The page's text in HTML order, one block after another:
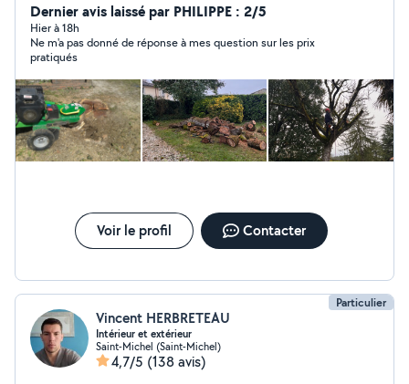
disponible 7j/7j. Devis gratuit sur demande, n'hésitez pas
à me contacter pour toutes demandes Contactez moi
de préférence au 06/20/94/78/34
Dernier avis laissé par PHILIPPE : 2/5
Hier à 18h
Ne m'a pas donné de réponse à mes question sur les prix
pratiqués
Voir le profil Contacter
Particulier
Vincent HERBRETEAU
Intérieur et extérieur
Saint-Michel (Saint-Michel)
4,7/5 (138 avis)